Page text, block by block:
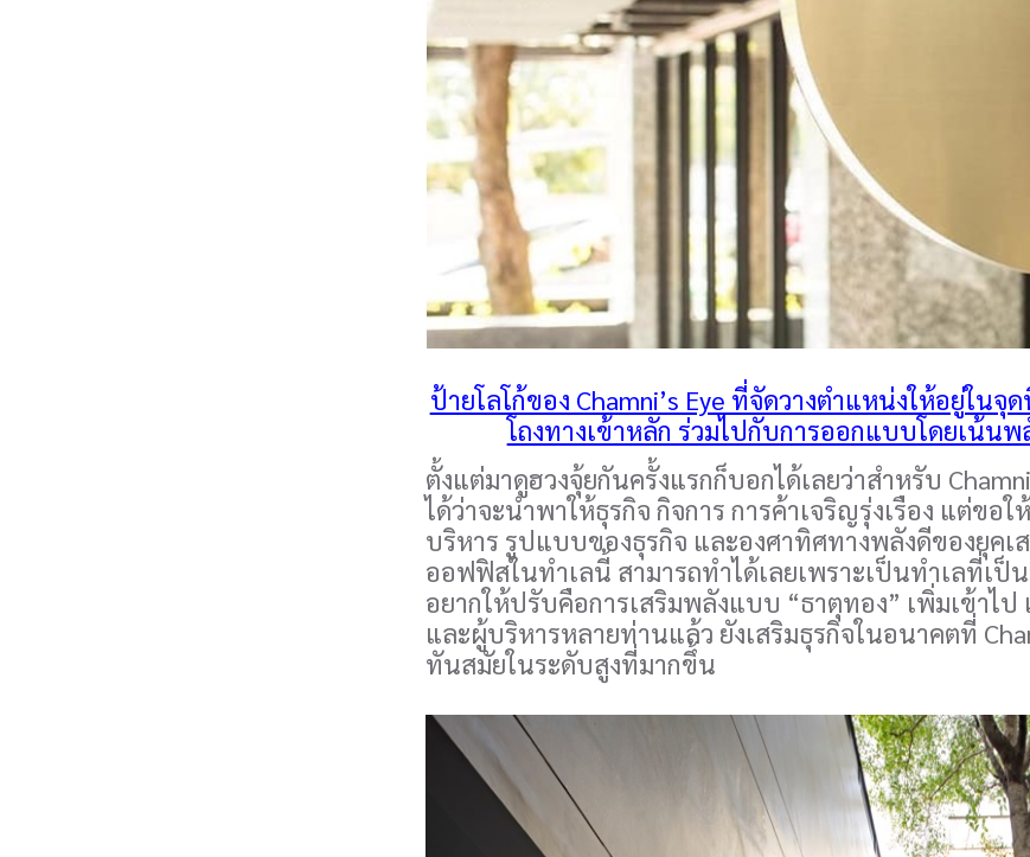
ป้ายโลโก้ของ Chamni’s Eye ที่จัดวางตำแหน่งให้อยู่ใน
โถงทางเข้าหลัก ร่วมไปกับการออกแบบโดยเน้น
ตั้งแต่มาดูฮวงจุ้ยกันครั้งแรกก็บอกได้เลยว่าสำหรับ
ได้ว่าจะนำพาให้ธุรกิจ กิจการ การค้าเจริญรุ่งเรือง แต่ข
บริหาร รูปแบบของธุรกิจ และองศาทิศทางพลังดีของยุคเ
ออฟฟิสในทำเลนี้ สามารถทำได้เลยเพราะเป็นทำเลที่เป็
อยากให้ปรับคือการเสริมพลังแบบ “ธาตุทอง” เพิ่มเข้าไ
และผู้บริหารหลายท่านแล้ว ยังเสริมธุรกิจในอนาคตที่
ทันสมัยในระดับสูงที่มากขึ้น